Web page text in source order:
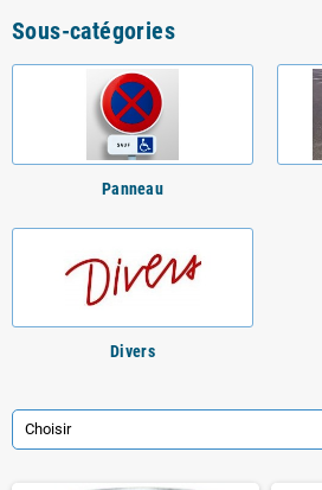
o2% du nombre total de places
oêtre repérer par un marquage au sol
verticale ;
correspondre à un espace
ou égal à 2% ;
la largeur minimale des places
Sous-catégories
Panneau
Divers
Choisir